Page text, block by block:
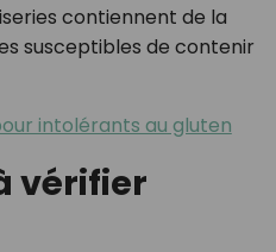
contiennent de la
susceptibles de contenir
intolérants au gluten
vérifier